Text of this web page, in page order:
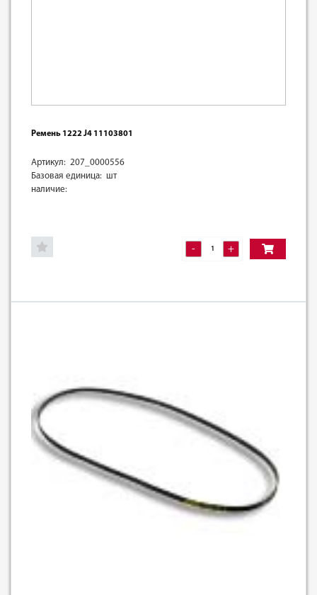
Ремень 1222 J4 11103801
Артикул: 207_0000556
Базовая единица: шт
наличие:
- +